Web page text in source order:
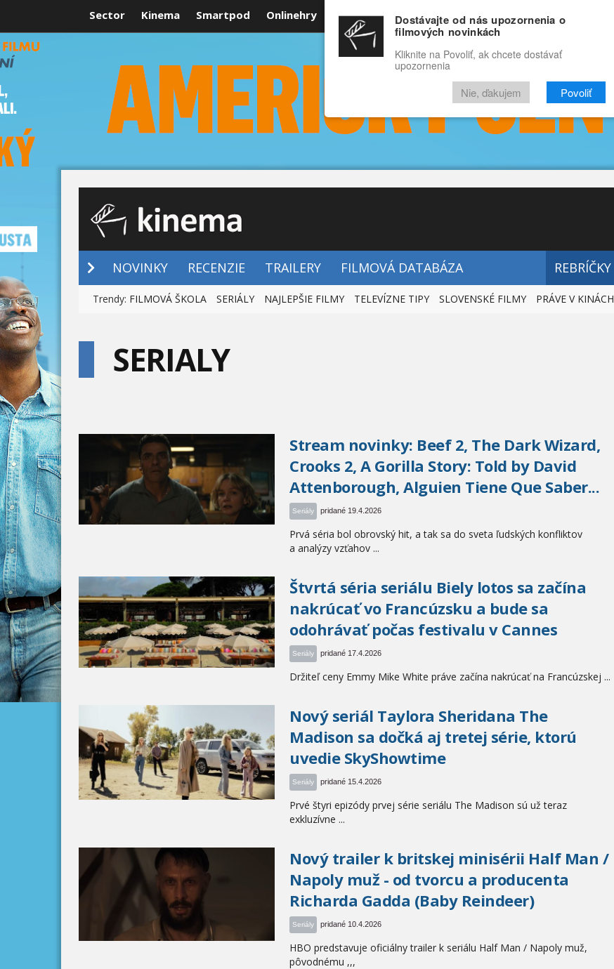
Sector Kinema Smartpod Onlinehry Rozprávky Funny Docu
RECENZIE VIDEÁ FILMY
NOVINKY RECENZIE TRAILERY FILMOVÁ DATABÁZA REBRÍČKY
Trendy: FILMOVÁ ŠKOLA SERIÁLY NAJLEPŠIE FILMY TELEVÍZNE TIPY SLOVENSKÉ FILMY PRÁVE V KINÁCH
SERIALY
Stream novinky: Beef 2, The Dark Wizard,
Crooks 2, A Gorilla Story: Told by David
Attenborough, Alguien Tiene Que Saber...
Seriály pridané 19.4.2026
Prvá séria bol obrovský hit, a tak sa do sveta ľudských konfliktov
a analýzy vzťahov ...
Štvrtá séria seriálu Biely lotos sa začína
nakrúcať vo Francúzsku a bude sa
odohrávať počas festivalu v Cannes
Seriály pridané 17.4.2026
Držiteľ ceny Emmy Mike White práve začína nakrúcať na Francúzskej ...
Nový seriál Taylora Sheridana The
Madison sa dočká aj tretej série, ktorú
uvedie SkyShowtime
Seriály pridané 15.4.2026
Prvé štyri epizódy prvej série seriálu The Madison sú už teraz
exkluzívne ...
Nový trailer k britskej minisérii Half Man /
Napoly muž - od tvorcu a producenta
Richarda Gadda (Baby Reindeer)
Seriály pridané 10.4.2026
HBO predstavuje oficiálny trailer k seriálu Half Man / Napoly muž,
pôvodnému ,,,
Dostávajte od nás upozornenia o
filmových novinkách
Kliknite na Povoliť, ak chcete dostávať
upozornenia
Nie, ďakujem Povoliť